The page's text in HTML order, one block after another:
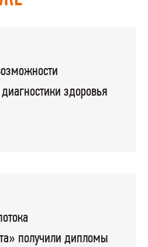
здоровья
получили дипломы